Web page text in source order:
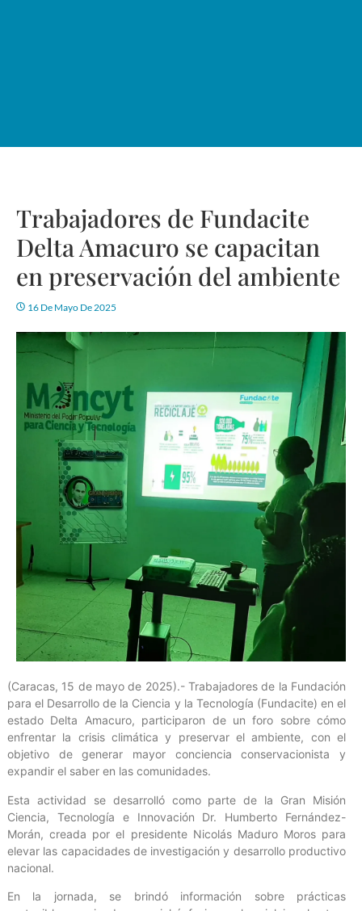
Trabajadores de Fundacite
Delta Amacuro se capacitan
en preservación del ambiente
16 De Mayo De 2025
(Caracas, 15 de mayo de 2025).- Trabajadores de la Fundación
para el Desarrollo de la Ciencia y la Tecnología (Fundacite) en el
estado Delta Amacuro, participaron de un foro sobre cómo
enfrentar la crisis climática y preservar el ambiente, con el
objetivo de generar mayor conciencia conservacionista y
expandir el saber en las comunidades.
Esta actividad se desarrolló como parte de la Gran Misión
Ciencia, Tecnología e Innovación Dr. Humberto Fernández-
Morán, creada por el presidente Nicolás Maduro Moros para
elevar las capacidades de investigación y desarrollo productivo
nacional.
En la jornada, se brindó información sobre prácticas